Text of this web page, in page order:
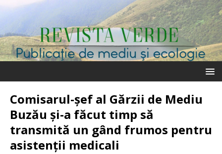
Comisarul-șef al Gărzii de Mediu
Buzău și-a făcut timp să
transmită un gând frumos pentru
asistenții medicali